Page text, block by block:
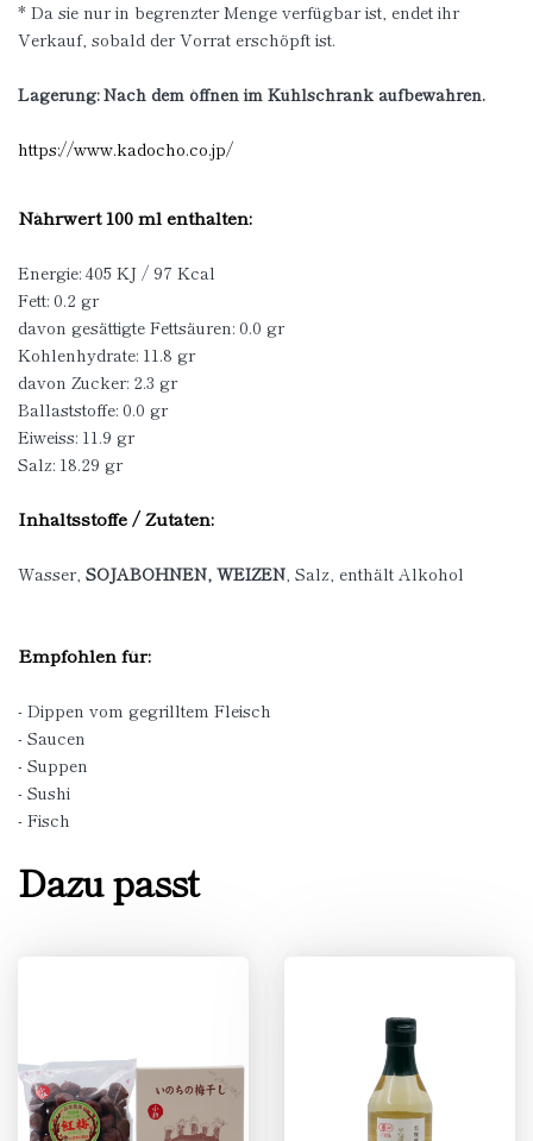
* Da sie nur in begrenzter Menge verfügbar ist, endet ihr
Verkauf, sobald der Vorrat erschöpft ist.
Lagerung: Nach dem öffnen im Kühlschrank aufbewahren.
https://www.kadocho.co.jp/
Nährwert 100 ml enthalten:
Energie: 405 KJ / 97 Kcal
Fett: 0.2 gr
davon gesättigte Fettsäuren: 0.0 gr
Kohlenhydrate: 11.8 gr
davon Zucker: 2.3 gr
Ballaststoffe: 0.0 gr
Eiweiss: 11.9 gr
Salz: 18.29 gr
Inhaltsstoffe / Zutaten:
Wasser, SOJABOHNEN, WEIZEN , Salz, enthält Alkohol
Empfohlen für:
- Dippen vom gegrilltem Fleisch
- Saucen
- Suppen
- Sushi
- Fisch
Dazu passt